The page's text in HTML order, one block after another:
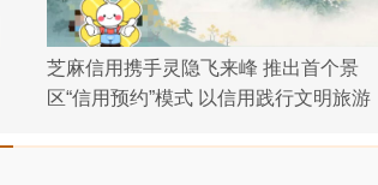
芝麻信用携手灵隐飞来峰 推出首个景
区“信用预约”模式 以信用践行文明旅游